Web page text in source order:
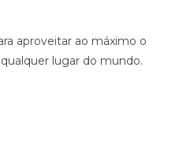
aproveitar ao máximo o
lugar do mundo.